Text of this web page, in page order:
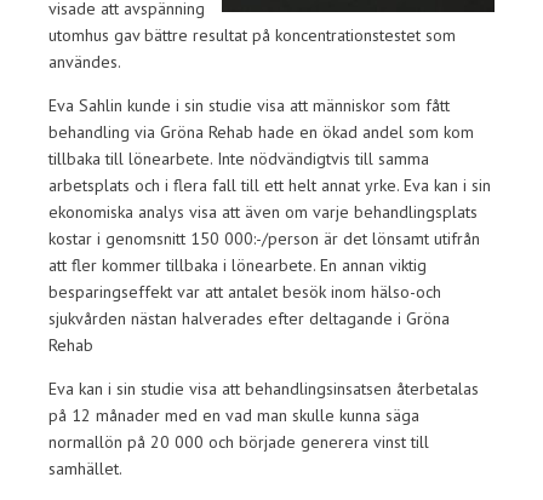
visade att avspänning
utomhus gav bättre resultat på koncentrationstestet som
användes.
Eva Sahlin kunde i sin studie visa att människor som fått
behandling via Gröna Rehab hade en ökad andel som kom
tillbaka till lönearbete. Inte nödvändigtvis till samma
arbetsplats och i flera fall till ett helt annat yrke. Eva kan i sin
ekonomiska analys visa att även om varje behandlingsplats
kostar i genomsnitt 150 000:-/person är det lönsamt utifrån
att fler kommer tillbaka i lönearbete. En annan viktig
besparingseffekt var att antalet besök inom hälso-och
sjukvården nästan halverades efter deltagande i Gröna
Rehab
Eva kan i sin studie visa att behandlingsinsatsen återbetalas
på 12 månader med en vad man skulle kunna säga
normallön på 20 000 och började generera vinst till
samhället.